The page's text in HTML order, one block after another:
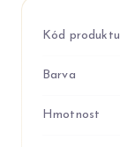
Kód produktu
Barva
Hmotnost